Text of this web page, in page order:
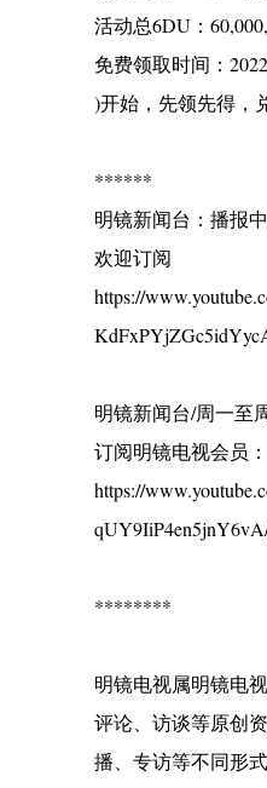
活动总6DU：
免费领取时间：
)开始，先领先得，
******
明镜新闻台：播报
欢迎订阅
https://
明镜新闻台/周一至
订阅明镜电视会员：
https://
********
明镜电视属明镜电
评论、访谈等原创
播、专访等不同形